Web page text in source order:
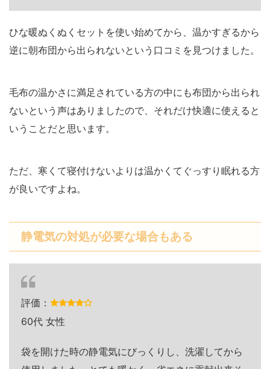
ひな暖ぬくぬくセットを使い始めてから、温かすぎるから
逆に朝布団から出られないという口コミを見つけました。
毛布の温かさに満足されている方の中にも布団から出られ
ないという声はありましたので、それだけ快適に使えると
いうことだと思います。
ただ、寒くて寝付けないよりは温かくてぐっすり眠れる方
が良いですよね。
静電気の対処が必要な場合もある
評価：
60代 女性
袋を開けた時の静電気にびっくりし、洗濯してから